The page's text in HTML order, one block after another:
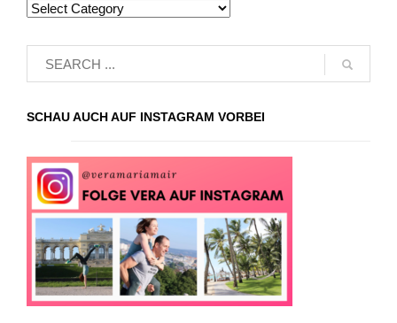
SCHAU AUCH AUF INSTAGRAM VORBEI